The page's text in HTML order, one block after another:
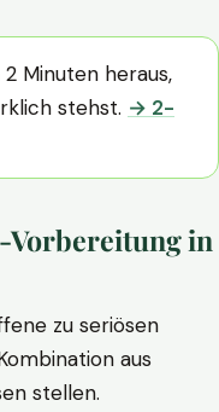
2 Minuten heraus,
stehst. → 2-
Vorbereitung in
zu seriösen
aus
stellen.